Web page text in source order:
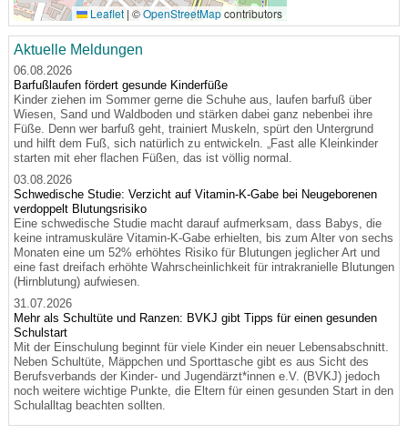
Leaflet | ©OpenStreetMapcontributors
Aktuelle Meldungen
06.08.2026
Barfußlaufen fördert gesunde Kinderfüße
Kinder ziehen im Sommer gerne die Schuhe aus, laufen barfuß über
Wiesen, Sand und Waldboden und stärken dabei ganz nebenbei ihre
Füße. Denn wer barfuß geht, trainiert Muskeln, spürt den Untergrund
und hilft dem Fuß, sich natürlich zu entwickeln. „Fast alle Kleinkinder
starten mit eher flachen Füßen, das ist völlig normal.
03.08.2026
Schwedische Studie: Verzicht auf Vitamin-K-Gabe bei Neugeborenen
verdoppelt Blutungsrisiko
Eine schwedische Studie macht darauf aufmerksam, dass Babys, die
keine intramuskuläre Vitamin-K-Gabe erhielten, bis zum Alter von sechs
Monaten eine um 52% erhöhtes Risiko für Blutungen jeglicher Art und
eine fast dreifach erhöhte Wahrscheinlichkeit für intrakranielle Blutungen
(Hirnblutung) aufwiesen.
31.07.2026
Mehr als Schultüte und Ranzen: BVKJ gibt Tipps für einen gesunden
Schulstart
Mit der Einschulung beginnt für viele Kinder ein neuer Lebensabschnitt.
Neben Schultüte, Mäppchen und Sporttasche gibt es aus Sicht des
Berufsverbands der Kinder- und Jugendärzt*innen e.V. (BVKJ) jedoch
noch weitere wichtige Punkte, die Eltern für einen gesunden Start in den
Schulalltag beachten sollten.